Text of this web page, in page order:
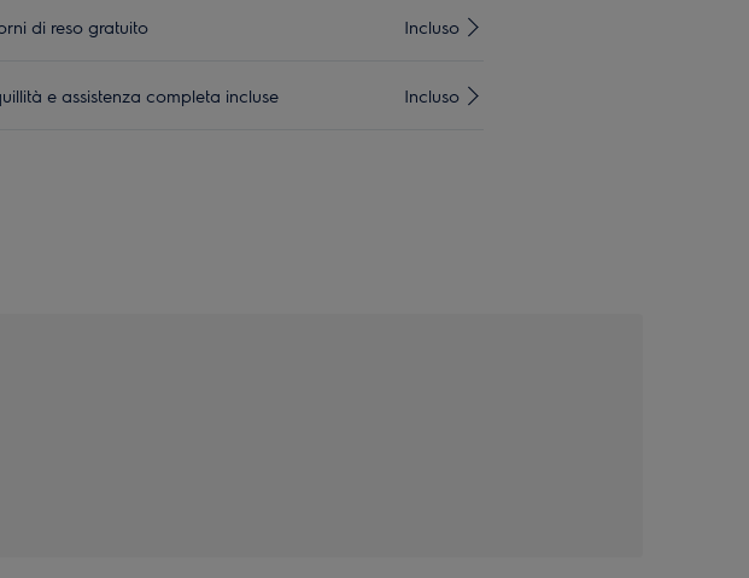
di reso gratuito Incluso
e assistenza completa incluse Incluso